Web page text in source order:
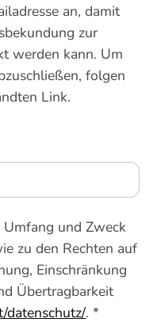
an, damit
zur
werden kann. Um
folgen
Link.
und Zweck
zu den Rechten auf
Einschränkung
Übertragbarkeit
. *